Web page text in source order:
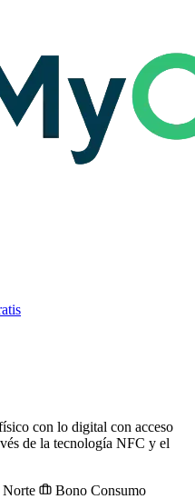
con lo digital con acceso
de la tecnología NFC y el
Bono Consumo